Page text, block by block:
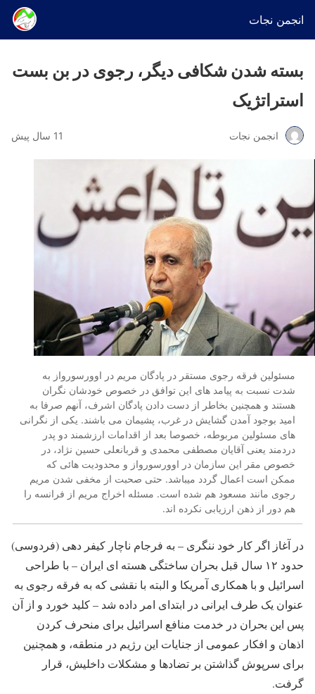
انجمن نجات
بسته شدن شکافی دیگر، رجوی در بن بست
استراتژیک
انجمن نجات 11 سال پیش
مسئولین فرقه رجوی مستقر در پادگان مریم در اوورسورواز به
شدت نسبت به پیامد های این توافق در خصوص خودشان نگران
هستند و همچنین بخاطر از دست دادن پادگان اشرف، آنهم صرفا به
امید بوجود آمدن گشایش در غرب، پشیمان می باشند. یکی از نگرانی
های مسئولین مربوطه، خصوصا بعد از اقدامات ارزشمند دو پدر
دردمند یعنی آقایان مصطفی محمدی و قربانعلی حسین نژاد، در
خصوص مقر این سازمان در اوورسورواز و محدودیت هائی که
ممکن است اعمال گردد میباشد. حتی صحبت از مخفی شدن مریم
رجوی مانند مسعود هم شده است. مسئله اخراج مریم از فرانسه را
هم دور از ذهن ارزیابی نکرده اند.
در آغاز اگر کار خود ننگری – به فرجام ناچار کیفر دهی (فردوسی)
حدود ۱۲ سال قبل بحران ساختگی هسته ای ایران – با طراحی
اسرائیل و با همکاری آمریکا و البته با نقشی که به فرقه رجوی به
عنوان یک طرف ایرانی در ابتدای امر داده شد – کلید خورد و از آن
پس این بحران در خدمت منافع اسرائیل برای منحرف کردن
اذهان و افکار عمومی از جنایات این رژیم در منطقه، و همچنین
برای سرپوش گذاشتن بر تضادها و مشکلات داخلیش، قرار
گرفت.